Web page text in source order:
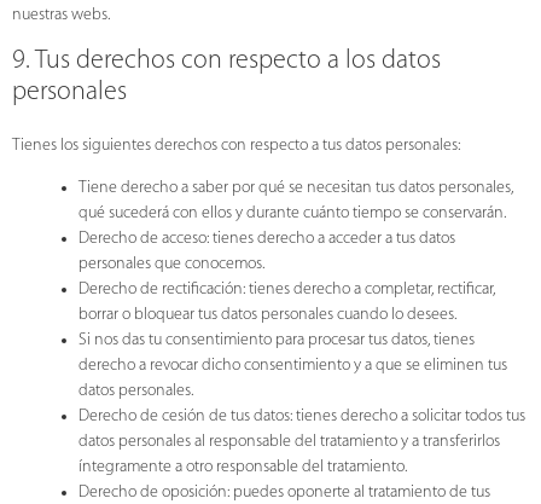
nuestras webs.
9. Tus derechos con respecto a los datos
personales
Tienes los siguientes derechos con respecto a tus datos personales:
Tiene derecho a saber por qué se necesitan tus datos personales,
qué sucederá con ellos y durante cuánto tiempo se conservarán.
Derecho de acceso: tienes derecho a acceder a tus datos
personales que conocemos.
Derecho de rectificación: tienes derecho a completar, rectificar,
borrar o bloquear tus datos personales cuando lo desees.
Si nos das tu consentimiento para procesar tus datos, tienes
derecho a revocar dicho consentimiento y a que se eliminen tus
datos personales.
Derecho de cesión de tus datos: tienes derecho a solicitar todos tus
datos personales al responsable del tratamiento y a transferirlos
íntegramente a otro responsable del tratamiento.
Derecho de oposición: puedes oponerte al tratamiento de tus